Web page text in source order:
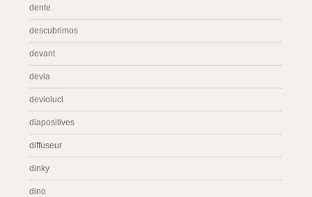
dente
descubrimos
devant
devia
devioluci
diapositives
diffuseur
dinky
dino